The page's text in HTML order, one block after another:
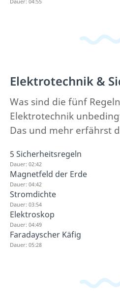
Elektrotechnik &
Was sind die fünf
Elektrotechnik
Das und mehr erfährst
5 Sicherheitsregeln
Dauer: 02:42
Magnetfeld der Erde
Dauer: 04:42
Stromdichte
Dauer: 03:54
Elektroskop
Dauer: 04:49
Faradayscher Käfig
Dauer: 05:28